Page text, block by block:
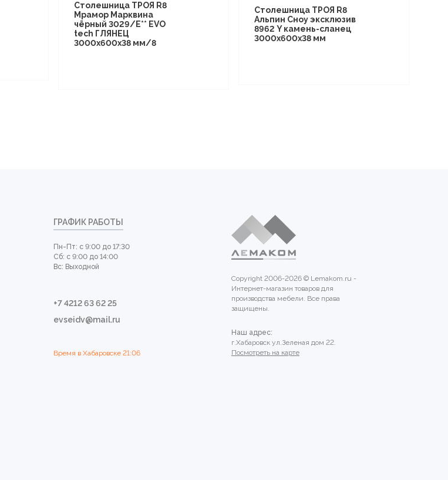
Столешница ТРОЯ R8
Мрамор Марквина
чёрный 3029/E** EVO
tech ГЛЯНЕЦ
3000х600х38 мм/8
Столешница ТРОЯ R8
Альпин Сноу эксклюзив
8962 Y камень-сланец
3000х600х38 мм
ГРАФИК РАБОТЫ
Пн-Пт: с 9:00 до 17:30
Сб: с 9:00 до 14:00
Вс: Выходной
+7 4212 63 62 25
evseidv@mail.ru
Время в Хабаровске 21:06
Copyright 2006-2026 © Lemakom.ru -
Интернет-магазин товаров для
производства мебели. Все права
защищены.
Наш адрес:
г.Хабаровск ул.Зеленая дом 22.
Посмотреть на карте